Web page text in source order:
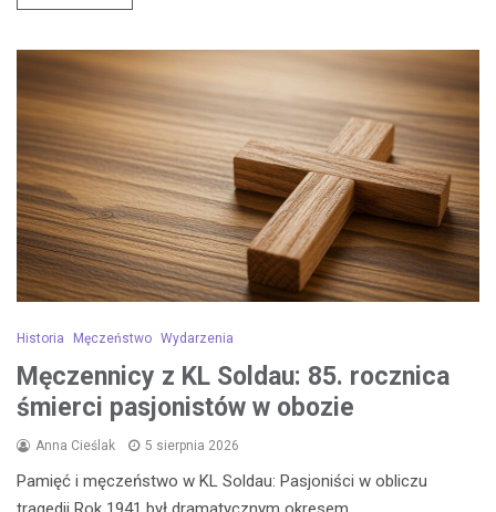
Historia Męczeństwo Wydarzenia
Męczennicy z KL Soldau: 85. rocznica
śmierci pasjonistów w obozie
Anna Cieślak 5 sierpnia 2026
Pamięć i męczeństwo w KL Soldau: Pasjoniści w obliczu